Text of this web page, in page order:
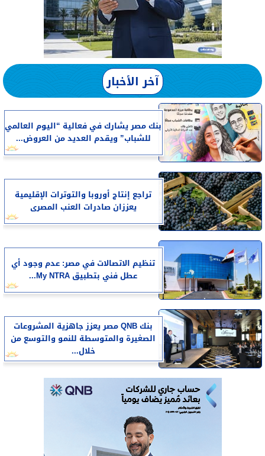
آخر الأخبار
بنك مصر يشارك في فعالية “اليوم العالمي
للشباب” ويقدم العديد من العروض...
تراجع إنتاج أوروبا والتوترات الإقليمية
يعززان صادرات العنب المصرى
تنظيم الاتصالات في مصر: عدم وجود أي
عطل فني بتطبيق My NTRA...
بنك QNB مصر يعزز جاهزية المشروعات
الصغيرة والمتوسطة للنمو والتوسع من
خلال...